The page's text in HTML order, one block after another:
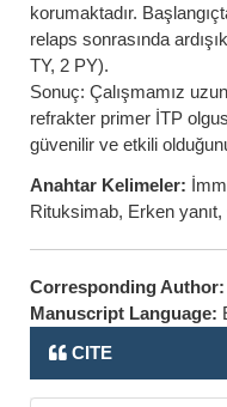
korumaktadır.
relaps sonrasında
TY, 2 PY).
Sonuç: Çalışmamız
refrakter primer İTP
güvenilir ve etkili
Anahtar Kelimeler:
Rituksimab, Erken
Corresponding Author:
Manuscript Language:
CITE